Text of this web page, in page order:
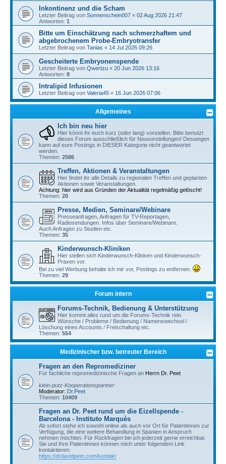
Inkontinenz und die Scham
Letzter Beitrag von Sonnenschein007 « 02 Aug 2026 21:47
Antworten: 1
Bitte um Einschätzung nach schmerzhaftem und
abgebrochenem Probe-Embryotransfer
Letzter Beitrag von Tanias « 14 Jul 2026 09:26
Gescheiterte Embryonenspende
Letzter Beitrag von Qwertzu « 20 Jun 2026 13:16
Antworten: 8
Intralipid Infusionen
Letzter Beitrag von Valeria45 « 16 Jun 2026 07:06
Allgemeines
Ich bin neu hier
Hier könnt ihr euch kurz (oder lang) vorstellen. Bitte benutzt
dieses Forum ausschließlich für Neuvorstellungen! Deswegen
kann auf eure Postings in DIESER Kategorie nicht geantwortet
werden.
Themen: 2586
Treffen, Aktionen & Veranstaltungen
Hier findet ihr alle Details zu regionalen Treffen und geplanten
Aktionen sowie Veranstaltungen.
Achtung: hier wird aus Gründen der Aktualität regelmäßig gelöscht!
Themen: 20
Presse, Medien, Seminare/Webinare
Presseanfragen, Anfragen für TV-Reportagen,
Radiosendungen. Infos über Seminare/Webinare.
Auch Anfragen zu Studien etc.
Themen: 35
Kinderwunsch-Kliniken
Hier stellen sich Kinderwunsch-Klinken und Kinderwunsch-
Praxen vor.
Bei zu viel Werbung behalte ich mir vor, Postings zu entfernen.
Themen: 29
Forum intern
Forums-Technik, Bedienung & Unterstützung
Hier kommt alles rund um die Forums-Technik rein.
Wünsche / Probleme / Bedienung / Namenswechsel /
Löschung eines Accounts / Freischaltung etc.
Themen: 554
Medizinischer bzw. betreuter Bereich
Fragen an den Repromediziner
Für fachliche repromedizinische Fragen an Herrn Dr. Peet
klein-putz-Kooperationspartner
Moderator: Dr.Peet
Themen: 10409
Fragen an Dr. Peet rund um die Eizellspende -
Barcelona - Instituto Marquès
Ab sofort stehe ich sowohl online als auch vor Ort für Patientinnen zur
Verfügung, die eine weitere Behandlung in Spanien in Anspruch
nehmen möchten. Für Rückfragen bin ich jederzeit gerne erreichbar.
Sie und Ihre Patientinnen können mich unter folgendem Link
kontaktieren:
https://drdavidpeet.com/kontakt